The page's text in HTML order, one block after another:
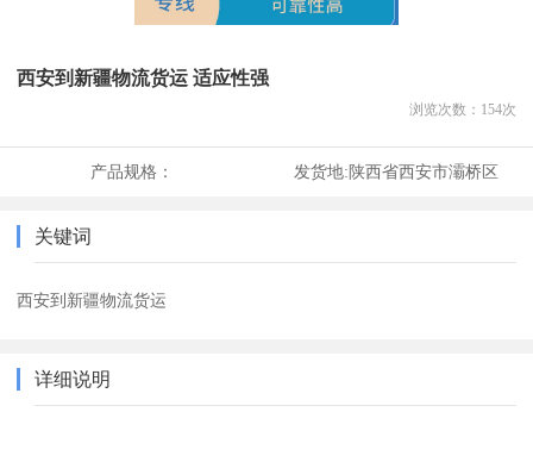
西安到新疆物流货运 适应性强
浏览次数： 154次
产品规格： 发货地:陕西省西安市灞桥区
关键词
西安到新疆物流货运
详细说明